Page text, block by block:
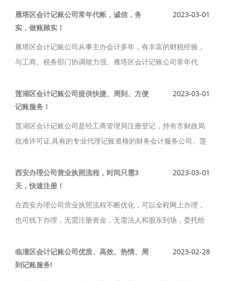
托，西安办理公司营业执照费用只需要500元，省去不必要的麻
烦。
雁塔区会计记账公司常年代帐，诚信，务
实，做账踏实！
2023-03-01
雁塔区会计记账公司从事主办会计多年，有丰富的财税经验，
与工商、税务部门协调能力强。雁塔区会计记账公司常年代
事宜，诚信，务实，做账踏实，认真服务。
莲湖区会计记账公司提供快捷、周到、方便
记账服务！
2023-03-01
莲湖区会计记账公司是经工商管理局注册登记，持有市财政局
批准许可证,具有的专业代理记账资格的财务会计服务公司。莲
提供快捷、周到、方便的记账服务，为企业的壮大发展提供有
力的支持！
西安办理公司营业执照流程，时间只需3
天，快速注册！
2023-03-01
在西安办理公司营业执照流程不断优化，可以全程网上办理，
也可线下办理，无需注册资金，无需法人和股东到场，委托给
天，快速注册，一步到位。
临潼区会计记账公司优质、高效、热情、周
到记账服务!
2023-02-28